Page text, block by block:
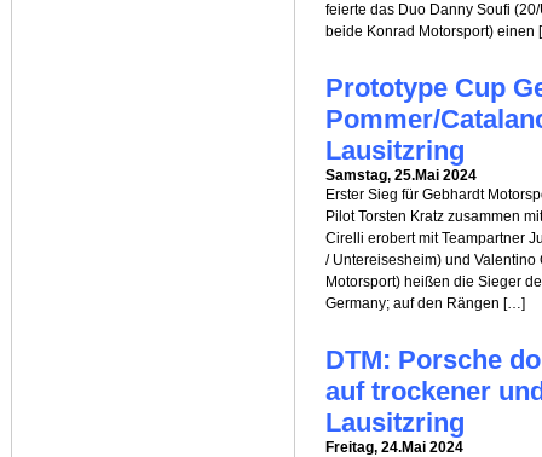
feierte das Duo Danny Soufi
beide Konrad Motorsport) einen
Prototype Cup
Pommer/
Lausitzring
Samstag, 25.Mai 2024
Erster Sieg für Gebhardt
Pilot Torsten Kratz zusammen
Cirelli erobert mit Teampartner
/ Untereisesheim) und
Motorsport) heißen die Sieger
Germany; auf den Rängen […]
DTM: Porsche
auf trockener
Lausitzring
Freitag, 24.Mai 2024